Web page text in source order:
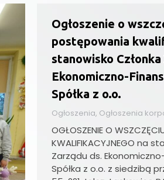
Ogłoszenie o
postępowania
stanowisko
Ekonomiczno-
Spółka z o.o.
Ogłoszenia, Ogłoszenia
OGŁOSZENIE O
KWALIFIKACYJNEGO na
Zarządu ds.
Spółka z o.o. z siedzibą